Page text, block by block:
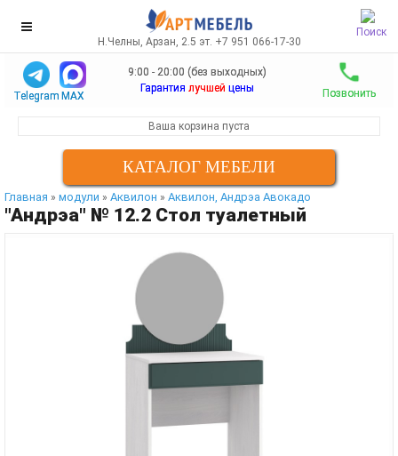
Поиск
Н.Челны, Арзан, 2.5 эт. +7 951 066-17-30
Telegram MAX
9:00 - 20:00 (без выходных)
Гарантия лучшей цены Позвонить
Ваша корзина пуста
КАТАЛОГ МЕБЕЛИ
Главная » модули » Аквилон » Аквилон, Андрэа Авокадо
"Андрэа" № 12.2 Стол туалетный